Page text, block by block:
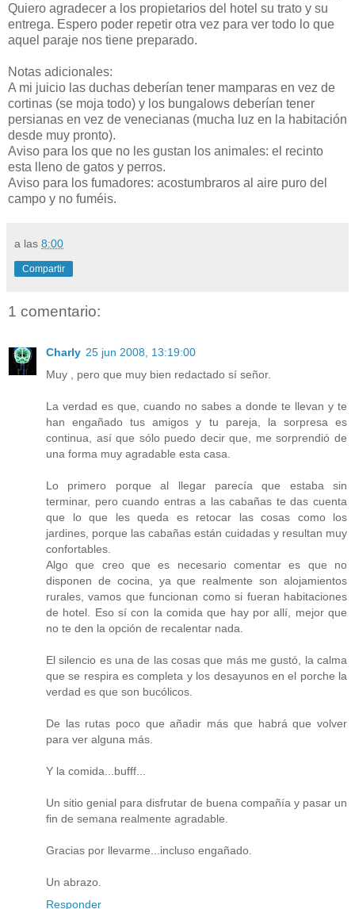
Quiero agradecer a los propietarios del hotel su trato y su
entrega. Espero poder repetir otra vez para ver todo lo que
aquel paraje nos tiene preparado.
Notas adicionales:
A mi juicio las duchas deberían tener mamparas en vez de
cortinas (se moja todo) y los bungalows deberían tener
persianas en vez de venecianas (mucha luz en la habitación
desde muy pronto).
Aviso para los que no les gustan los animales: el recinto
esta lleno de gatos y perros.
Aviso para los fumadores: acostumbraros al aire puro del
campo y no fuméis.
a las 8:00
Compartir
1 comentario:
Charly 25 jun 2008, 13:19:00
Muy , pero que muy bien redactado sí señor.
La verdad es que, cuando no sabes a donde te llevan y te
han engañado tus amigos y tu pareja, la sorpresa es
continua, así que sólo puedo decir que, me sorprendió de
una forma muy agradable esta casa.
Lo primero porque al llegar parecía que estaba sin
terminar, pero cuando entras a las cabañas te das cuenta
que lo que les queda es retocar las cosas como los
jardines, porque las cabañas están cuidadas y resultan muy
confortables.
Algo que creo que es necesario comentar es que no
disponen de cocina, ya que realmente son alojamientos
rurales, vamos que funcionan como si fueran habitaciones
de hotel. Eso sí con la comida que hay por allí, mejor que
no te den la opción de recalentar nada.
El silencio es una de las cosas que más me gustó, la calma
que se respira es completa y los desayunos en el porche la
verdad es que son bucólicos.
De las rutas poco que añadir más que habrá que volver
para ver alguna más.
Y la comida...bufff...
Un sitio genial para disfrutar de buena compañía y pasar un
fin de semana realmente agradable.
Gracias por llevarme...incluso engañado.
Un abrazo.
Responder